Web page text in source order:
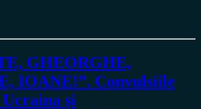
GHEORGHE,
IOANE!”. Convulsiile
și